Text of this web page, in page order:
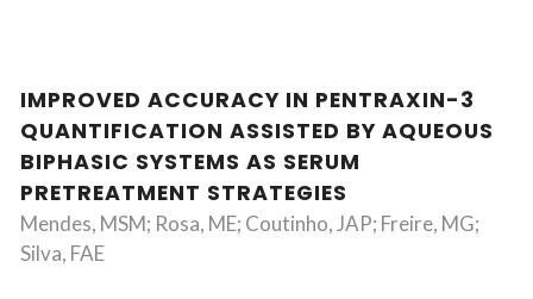
IMPROVED ACCURACY IN PENTRAXIN-3
QUANTIFICATION ASSISTED BY AQUEOUS
BIPHASIC SYSTEMS AS SERUM
PRETREATMENT STRATEGIES
Mendes, MSM; Rosa, ME; Coutinho, JAP; Freire, MG;
Silva, FAE